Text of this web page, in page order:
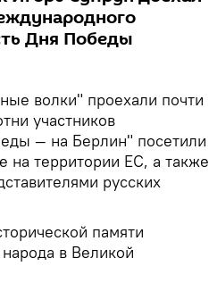
Дня Победы
волки" проехали почти
участников
— на Берлин" посетили
на территории ЕС, а также
русских
памяти
в Великой